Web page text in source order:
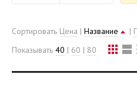
Сортировать Цена | Название |
Показывать 40 | 60 | 80